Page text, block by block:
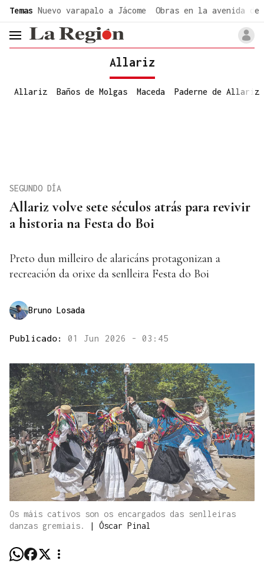
Temas Nuevo varapalo a Jácome Obras en la avenida de
header.menu.open
Allariz
Allariz Baños de Molgas Maceda Paderne de Allariz
Allariz volve sete séculos atrás para revivir
a historia na Festa do Boi
SEGUNDO DÍA
Preto dun milleiro de alaricáns protagonizan a
recreación da orixe da senlleira Festa do Boi
Bruno Losada
Publicado: 01 Jun 2026 - 03:45
Os máis cativos son os encargados das senlleiras
danzas gremiais.
| Óscar Pinal